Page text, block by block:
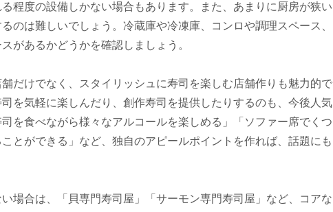
程度の設備しかない場合もあります。また、あまりに厨房が狭い
のは難しいでしょう。冷蔵庫や冷凍庫、コンロや調理スペース、
があるかどうかを確認しましょう。
だけでなく、スタイリッシュに寿司を楽しむ店舗作りも魅力的で
を気軽に楽しんだり、創作寿司を提供したりするのも、今後人気
を食べながら様々なアルコールを楽しめる」「ソファー席でくつ
とができる」など、独自のアピールポイントを作れば、話題にも
場合は、「貝専門寿司屋」「サーモン専門寿司屋」など、コアな